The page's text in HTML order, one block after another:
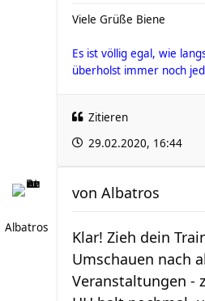
Viele Grüße Biene
Es ist völlig egal, wie
überholst immer noch
Zitieren
29.02.2020, 16:44
Albatros
von Albatros
Klar! Zieh dein
Umschauen nach
Veranstaltungen -